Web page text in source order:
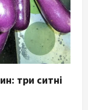
три ситні